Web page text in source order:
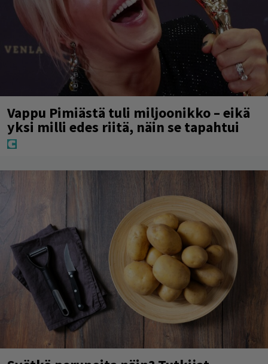
Vappu Pimiästä tuli miljoonikko – eikä
yksi milli edes riitä, näin se tapahtui